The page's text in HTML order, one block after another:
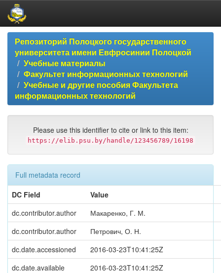
Skip
navigationРепозиторий Полоцкого государственного
университета имени Евфросинии Полоцкой
Учебные материалы
Факультет информационных технологий
Учебные и другие пособия Факультета
информационных технологий
Please use this identifier to cite or link to this item:
https://elib.psu.by/handle/123456789/16198
Full metadata record
DC Field
Value
dc.contributor.author
Макаренко, Г. М.
dc.contributor.author
Петрович, О. Н.
dc.date.accessioned
2016-03-23T10:41:25Z
dc.date.available
2016-03-23T10:41:25Z